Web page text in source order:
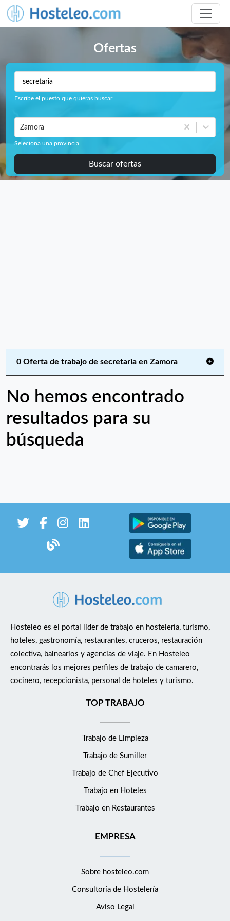
Ofertas
Escribe el puesto que quieras buscar
Zamora
Seleciona una provincia
Buscar ofertas
0 Oferta de trabajo de secretaria en Zamora
No hemos encontrado
resultados para su
búsqueda
Hosteleo es el portal líder de trabajo en hostelería, turismo,
hoteles, gastronomía, restaurantes, cruceros, restauración
colectiva, balnearios y agencias de viaje. En Hosteleo
encontrarás los mejores perfiles de trabajo de camarero,
cocinero, recepcionista, personal de hoteles y turismo.
TOP TRABAJO
Trabajo de Limpieza
Trabajo de Sumiller
Trabajo de Chef Ejecutivo
Trabajo en Hoteles
Trabajo en Restaurantes
EMPRESA
Sobre hosteleo.com
Consultoría de Hostelería
Aviso Legal